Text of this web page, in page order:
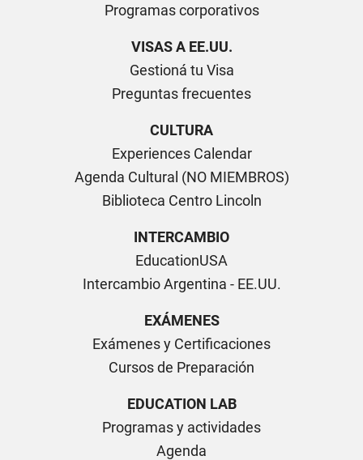
Programas corporativos
VISAS A EE.UU.
Gestioná tu Visa
Preguntas frecuentes
CULTURA
Experiences Calendar
Agenda Cultural (NO MIEMBROS)
Biblioteca Centro Lincoln
INTERCAMBIO
EducationUSA
Intercambio Argentina - EE.UU.
EXÁMENES
Exámenes y Certificaciones
Cursos de Preparación
EDUCATION LAB
Programas y actividades
Agenda